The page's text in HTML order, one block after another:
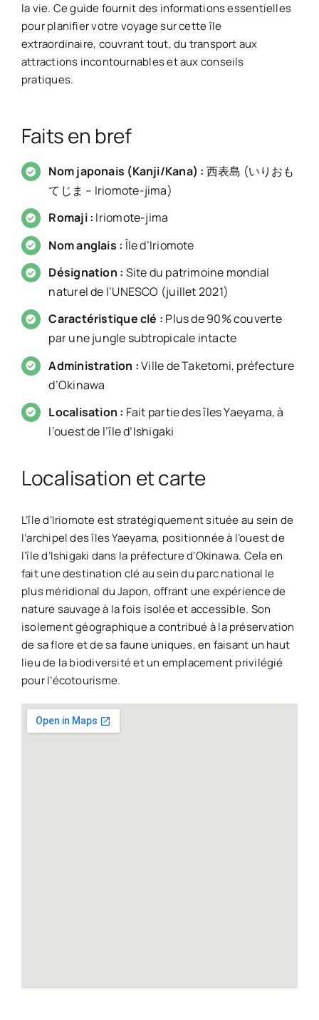
la vie. Ce guide fournit des informations essentielles
pour planifier votre voyage sur cette île
extraordinaire, couvrant tout, du transport aux
attractions incontournables et aux conseils
pratiques.
Faits en bref
Nom japonais (Kanji/Kana) : 西表島 (いりおも
てじま – Iriomote-jima)
Romaji : Iriomote-jima
Nom anglais : Île d’Iriomote
Désignation : Site du patrimoine mondial
naturel de l’UNESCO (juillet 2021)
Caractéristique clé : Plus de 90% couverte
par une jungle subtropicale intacte
Administration :Ville de Taketomi, préfecture
d’Okinawa
Localisation : Fait partie des îles Yaeyama, à
l’ouest de l’île d’Ishigaki
Localisation et carte
L’île d’Iriomote est stratégiquement située au sein de
l’archipel des îles Yaeyama, positionnée à l’ouest de
l’île d’Ishigaki dans la préfecture d’Okinawa. Cela en
fait une destination clé au sein du parc national le
plus méridional du Japon, offrant une expérience de
nature sauvage à la fois isolée et accessible. Son
isolement géographique a contribué à la préservation
de sa flore et de sa faune uniques, en faisant un haut
lieu de la biodiversité et un emplacement privilégié
pour l’écotourisme.